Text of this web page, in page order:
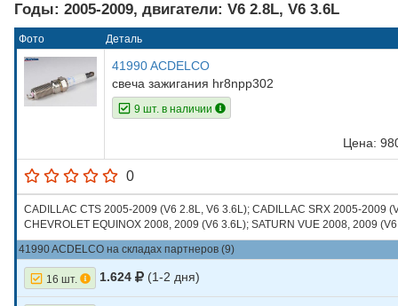
Годы: 2005-2009, двигатели: V6 2.8L, V6 3.6L
Фото Деталь
41990 ACDELCO
свеча зажигания hr8npp302
9 шт. в наличии
Цена:
0
CADILLAC CTS 2005-2009 (V6 2.8L, V6 3.6L); CADILLAC SRX 2005-2009
CHEVROLET EQUINOX 2008, 2009 (V6 3.6L); SATURN VUE 2008, 2009
41990 ACDELCO на складах партнеров (9)
16 шт. 1.624 (1-2 дня)